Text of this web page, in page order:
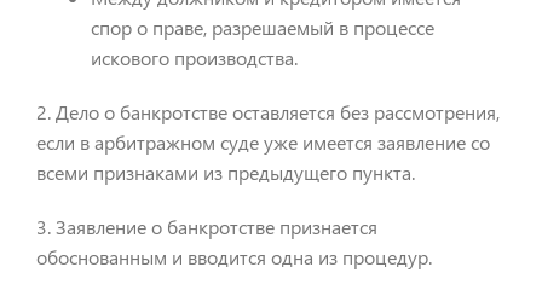
спор о праве, разрешаемый в процессе
искового производства.
2. Дело о банкротстве оставляется без рассмотрения,
если в арбитражном суде уже имеется заявление со
всеми признаками из предыдущего пункта.
3. Заявление о банкротстве признается
обоснованным и вводится одна из процедур.